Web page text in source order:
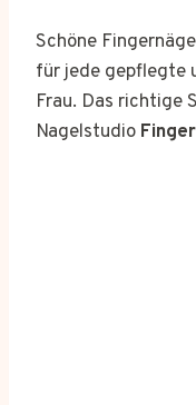
Schöne
für jede gepflegte
Frau. Das richtige
Nagelstudio